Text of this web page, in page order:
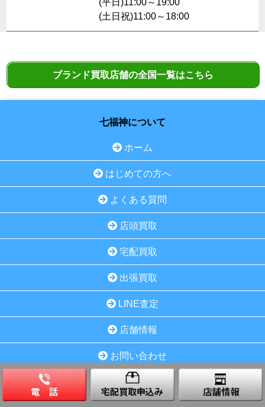
(平日)11:00～19:00
(土日祝)11:00～18:00
ブランド買取店舗の全国一覧はこちら
七福神について
ホーム
はじめての方へ
よくある質問
店頭買取
宅配買取
出張買取
LINE査定
店舗情報
お問い合わせ
カテゴリー